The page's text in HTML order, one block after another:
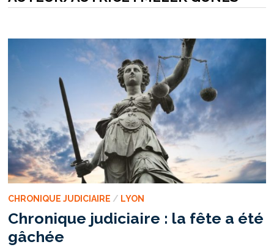
CHRONIQUE JUDICIAIRE / LYON
Chronique judiciaire : la fête a été
gâchée